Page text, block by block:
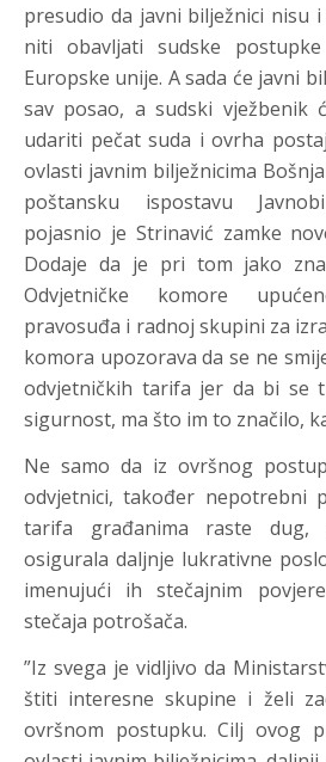
presudio da javni bilježnici nisu
niti obavljati sudske
Europske unije. A sada će javni
sav posao, a sudski vježbenik
udariti pečat suda i ovrha
ovlasti javnim bilježnicima
poštansku ispostavu
pojasnio je Strinavić zamke
Dodaje da je pri tom jako
Odvjetničke komore
pravosuđa i radnoj skupini za
komora upozorava da se ne
odvjetničkih tarifa jer da bi se
sigurnost, ma što im to značilo,
Ne samo da iz ovršnog
odvjetnici, također nepotrebni
tarifa građanima raste
osigurala daljnje lukrativne
imenujući ih stečajnim
stečaja potrošača.
”Iz svega je vidljivo da
štiti interesne skupine i želi
ovršnom postupku. Cilj ovog